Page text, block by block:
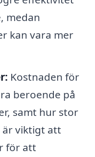
medan
kan vara mer
Kostnaden för
beroende på
samt hur stor
är viktigt att
för att